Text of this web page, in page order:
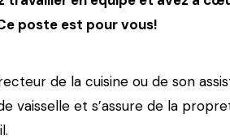
poste est pour vous!
de la cuisine ou de son
vaisselle et s’assure de la